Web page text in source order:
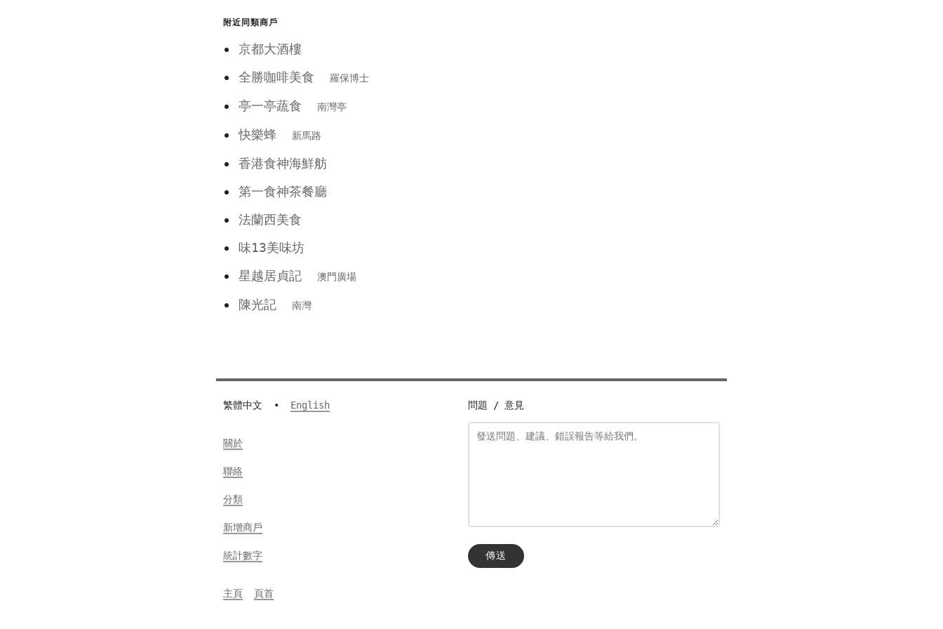
附近同類商戶
京都大酒樓
全勝咖啡美食
羅保博士
亭一亭蔬食 南灣亭
快樂蜂 新馬路
香港食神海鮮舫
第一食神茶餐廳
法蘭西美食
味13美味坊
星越居貞記
澳門廣場
陳光記 南灣
繁體中文 • English
關於
聯絡
分類
新增商戶
統計數字
主頁 頁首
問題 / 意見